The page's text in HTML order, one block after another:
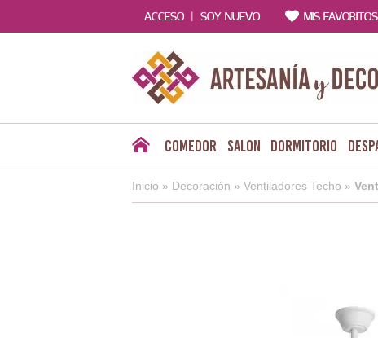
ACCESO | SOY NUEVO MIS FAVORITOS
Comedor Salon Dormitorio
Inicio » Decoración » Ventiladores Techo »